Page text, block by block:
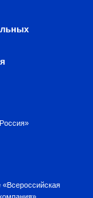
«Всероссийская